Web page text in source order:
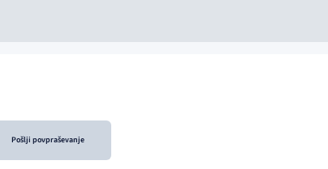
Pošlji povpraševanje